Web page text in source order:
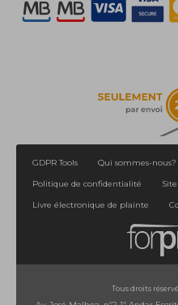
GDPR Tools Qui sommes-nous?
Politique de confidentialité
Livre électronique de plainte
Tous droits